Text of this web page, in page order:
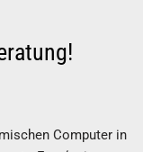
Computer in